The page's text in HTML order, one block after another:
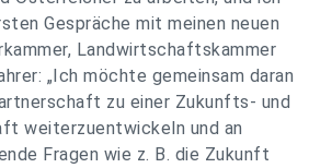
Gespräche mit meinen neuen
Landwirtschaftskammer
„Ich möchte gemeinsam daran
zu einer Zukunfts- und
weiterzuentwickeln und an
Fragen wie z. B. die Zukunft